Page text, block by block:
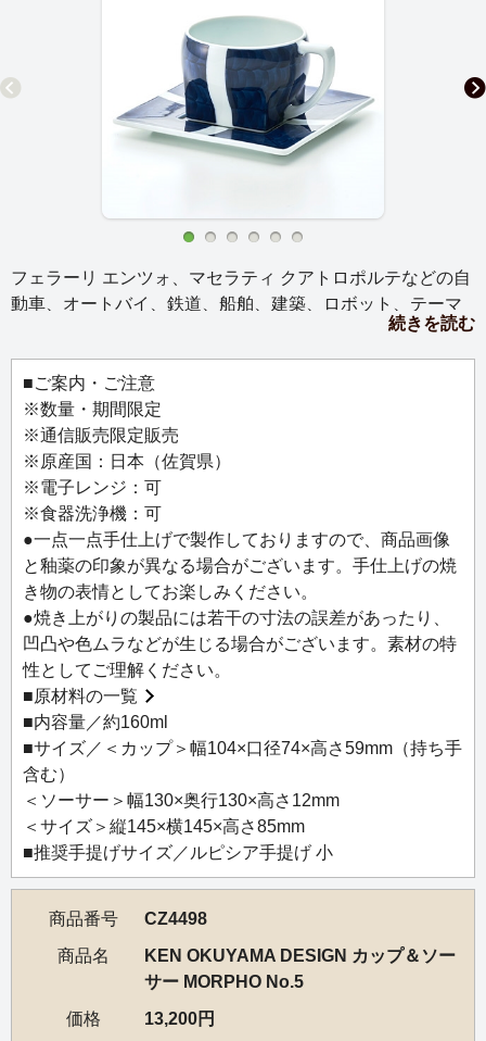
フェラーリ エンツォ、マセラティ クアトロポルテなどの自
動車、オートバイ、鉄道、船舶、建築、ロボット、テーマ
パークなどの様々なデザインを手がける、奥山清行(おくや
まきよゆき/KEN OKUYAMA)氏デザインのカップ＆ソーサ
ーです。
製作を手がけるのは、「古伊万里」の伝統を継承する有田
焼の三大窯の一つ “源右衛門窯” です。
丸みのあるフォルムから四角へと滑らかに変形していくモ
ダンなデザインです。
有田焼の特徴的な染色技法・濃（だ）みによる絵筆の跡と
藍色が美しいカップ＆ソーサーは、その形状から「モルフ
ォ＝変形」と名づけられました。
続きを読む
■ご案内・ご注意
※数量・期間限定
※通信販売限定販売
※原産国：日本（佐賀県）
※電子レンジ：可
※食器洗浄機：可
●一点一点手仕上げで製作しておりますので、商品画像
と釉薬の印象が異なる場合がございます。手仕上げの焼
き物の表情としてお楽しみください。
●焼き上がりの製品には若干の寸法の誤差があったり、
凹凸や色ムラなどが生じる場合がございます。素材の特
性としてご理解ください。
■原材料の一覧
■内容量／約160ml
■サイズ／＜カップ＞幅104×口径74×高さ59mm（持ち手
含む）
＜ソーサー＞幅130×奥行130×高さ12mm
＜サイズ＞縦145×横145×高さ85mm
■推奨手提げサイズ／ルピシア手提げ 小
商品番号
CZ4498
商品名
KEN OKUYAMA DESIGN カップ＆ソー
サー MORPHO No.5
価格
13,200円